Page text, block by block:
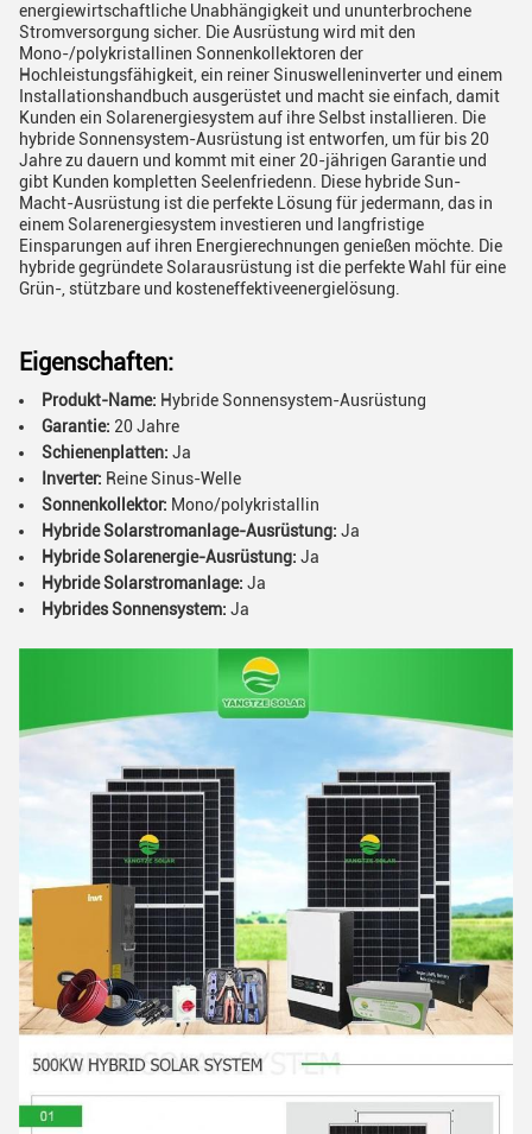
energiewirtschaftliche Unabhängigkeit und ununterbrochene
Stromversorgung sicher. Die Ausrüstung wird mit den
Mono-/polykristallinen Sonnenkollektoren der
Hochleistungsfähigkeit, ein reiner Sinuswelleninverter und einem
Installationshandbuch ausgerüstet und macht sie einfach, damit
Kunden ein Solarenergiesystem auf ihre Selbst installieren. Die
hybride Sonnensystem-Ausrüstung ist entworfen, um für bis 20
Jahre zu dauern und kommt mit einer 20-jährigen Garantie und
gibt Kunden kompletten Seelenfriedenn. Diese hybride Sun-
Macht-Ausrüstung ist die perfekte Lösung für jedermann, das in
einem Solarenergiesystem investieren und langfristige
Einsparungen auf ihren Energierechnungen genießen möchte. Die
hybride gegründete Solarausrüstung ist die perfekte Wahl für eine
Grün-, stützbare und kosteneffektiveenergielösung.
Eigenschaften:
Produkt-Name: Hybride Sonnensystem-Ausrüstung
Garantie: 20 Jahre
Schienenplatten: Ja
Inverter: Reine Sinus-Welle
Sonnenkollektor: Mono/polykristallin
Hybride Solarstromanlage-Ausrüstung: Ja
Hybride Solarenergie-Ausrüstung: Ja
Hybride Solarstromanlage: Ja
Hybrides Sonnensystem: Ja